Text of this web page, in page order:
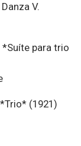
V.
*Suíte para trio
(1921)